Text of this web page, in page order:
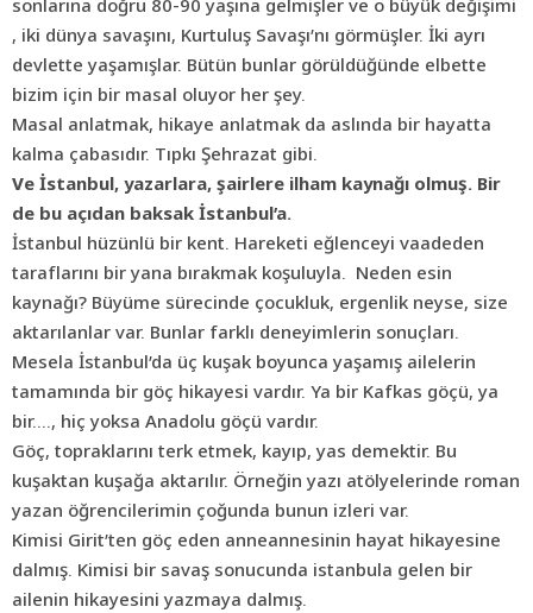
sonlarına doğru 80-90 yaşına gelmişler ve o büyük değişimi
, iki dünya savaşını, Kurtuluş Savaşı’nı görmüşler. İki ayrı
devlette yaşamışlar. Bütün bunlar görüldüğünde elbette
bizim için bir masal oluyor her şey.
Masal anlatmak, hikaye anlatmak da aslında bir hayatta
kalma çabasıdır. Tıpkı Şehrazat gibi.
Ve İstanbul, yazarlara, şairlere ilham kaynağı olmuş. Bir
de bu açıdan baksak İstanbul’a.
İstanbul hüzünlü bir kent. Hareketi eğlenceyi vaadeden
taraflarını bir yana bırakmak koşuluyla. Neden esin
kaynağı? Büyüme sürecinde çocukluk, ergenlik neyse, size
aktarılanlar var. Bunlar farklı deneyimlerin sonuçları.
Mesela İstanbul’da üç kuşak boyunca yaşamış ailelerin
tamamında bir göç hikayesi vardır. Ya bir Kafkas göçü, ya
bir…., hiç yoksa Anadolu göçü vardır.
Göç, topraklarını terk etmek, kayıp, yas demektir. Bu
kuşaktan kuşağa aktarılır. Örneğin yazı atölyelerinde roman
yazan öğrencilerimin çoğunda bunun izleri var.
Kimisi Girit’ten göç eden anneannesinin hayat hikayesine
dalmış. Kimisi bir savaş sonucunda istanbula gelen bir
ailenin hikayesini yazmaya dalmış.